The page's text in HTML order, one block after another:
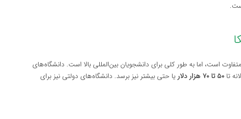
است، اما به طور کلی برای دانشجویان بین‌المللی بالا است. دانشگاه‌های
تا ۵۰ تا ۷۰ هزار دلار
یا حتی بیشتر نیز برسد. دانشگاه‌های دولتی نیز برای